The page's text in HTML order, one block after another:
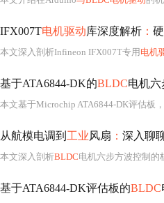
IFX007T电机驱动库深度解析 ：
本文深入剖析Infineon IFX007T专用 电机
基于ATA6844-DK的BLDC电机
本文基于Microchip ATA6844-DK评估板
从航模电调到 工业风扇 ： 深入聊
本文深入剖析BLDC电机六步方波控制的
基于ATA6844-DK评估板的BLDC